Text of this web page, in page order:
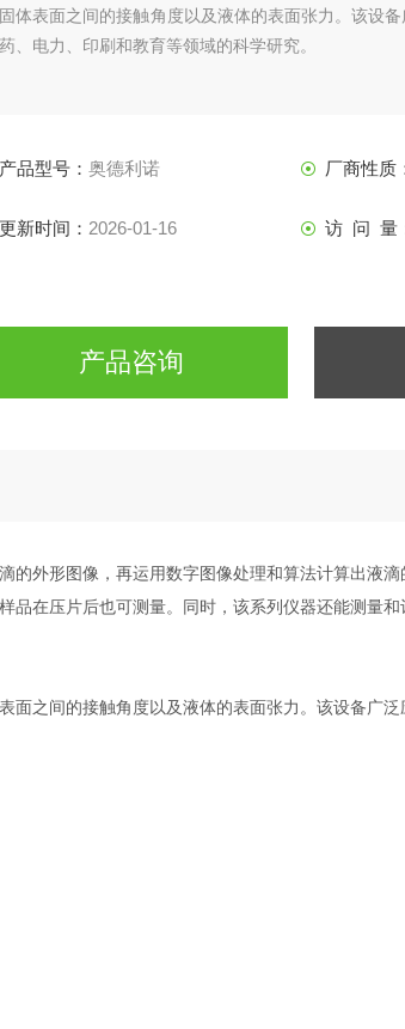
固体表面之间的接触角度以及液体的表面张力。该设
药、电力、印刷和教育等领域的科学研究。
产品型号： 奥德利诺 厂商性质
更新时间： 2026-01-16 访 问 量
产品咨询
的外形图像，再运用数字图像处理和算法计算出液
在压片后也可测量。同时，该系列仪器还能测量和
面之间的接触角度以及液体的表面张力。该设备广